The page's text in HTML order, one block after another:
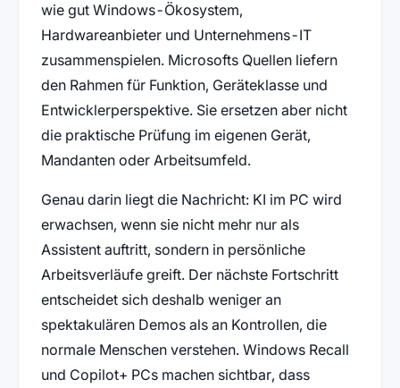
wie gut Windows-Ökosystem,
Hardwareanbieter und Unternehmens-IT
zusammenspielen. Microsofts Quellen liefern
den Rahmen für Funktion, Geräteklasse und
Entwicklerperspektive. Sie ersetzen aber nicht
die praktische Prüfung im eigenen Gerät,
Mandanten oder Arbeitsumfeld.
Genau darin liegt die Nachricht: KI im PC wird
erwachsen, wenn sie nicht mehr nur als
Assistent auftritt, sondern in persönliche
Arbeitsverläufe greift. Der nächste Fortschritt
entscheidet sich deshalb weniger an
spektakulären Demos als an Kontrollen, die
normale Menschen verstehen. Windows Recall
und Copilot+ PCs machen sichtbar, dass